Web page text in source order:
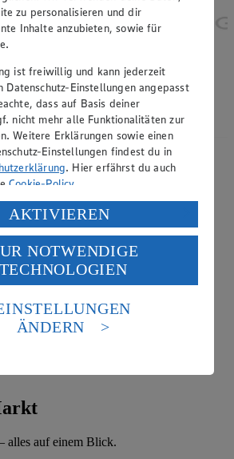
alles auf einem Blick.
zu personalisieren und dir
Inhalte anzubieten, sowie für
ist freiwillig und kann jederzeit
Datenschutz-Einstellungen angepasst
dass auf Basis deiner
nicht mehr alle Funktionalitäten zur
Weitere Erklärungen sowie einen
Einstellungen findest du in
. Hier erfährst du auch
Cookie-Policy.
personenbezogenen Daten in den
und YouTube:
klickst, willigst du im Sinne
Satz 1 lit. a) DSGVO ein, dass deine
verarbeitet werden. Der EuGH sieht
mit einem nach europäischen
Datenschutzniveau an.
eines Zugriffs durch US-
Herausgeber der Seite findest du
AKTIVIEREN
NOTWENDIGE
TECHNOLOGIEN
ÄNDERN